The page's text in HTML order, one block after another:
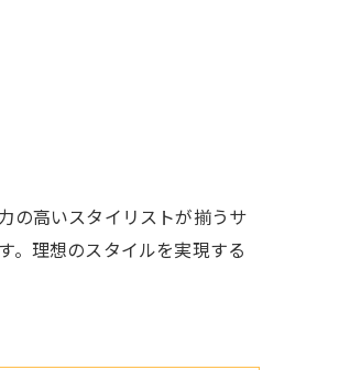
の高いスタイリストが揃うサ
。理想のスタイルを実現する